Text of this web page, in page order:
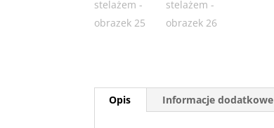
Opis Informacje dodatkowe